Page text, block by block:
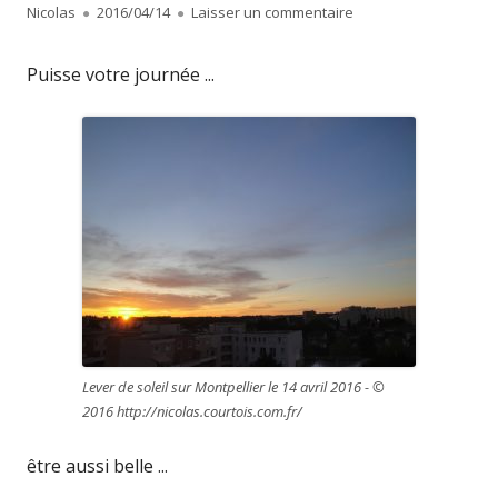
Auteur
Nicolas
Publié
2016/04/14 Laisser un commentaire
Puisse votre journée ...
Lever de soleil sur Montpellier le 14 avril 2016 - ©
2016 http://nicolas.courtois.com.fr/
être aussi belle ...